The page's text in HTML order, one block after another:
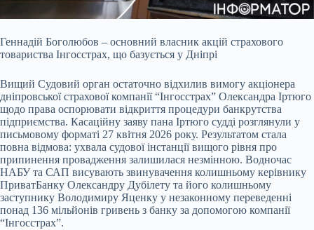
Геннадій Боголюбов – основний власник акцій страхового
товариства Інгосстрах, що базується у Дніпрі
Вищий Судовий орган остаточно відхилив вимогу акціонера
дніпровськоїстрахової компанії “Інгосстрах” Олександра Іртюго
щодо права оспорювати відкриття процедури банкрутства
підприємства. Касаційну заяву пана Іртюго судді розглянули у
письмовому форматі 27 квітня 2026 року. Результатом стала
повна відмова: ухвала судової інстанції вищого рівня про
припинення провадження залишилася незмінною. Водночас
НАБУ та САП висувають звинувачення колишньому керівнику
ПриватБанку Олександру Дубілету та його колишньому
заступнику Володимиру Яценку у незаконному переведенні
понад 136 мільйонів гривень з банку за допомогою компанії
“Інгосстрах”.